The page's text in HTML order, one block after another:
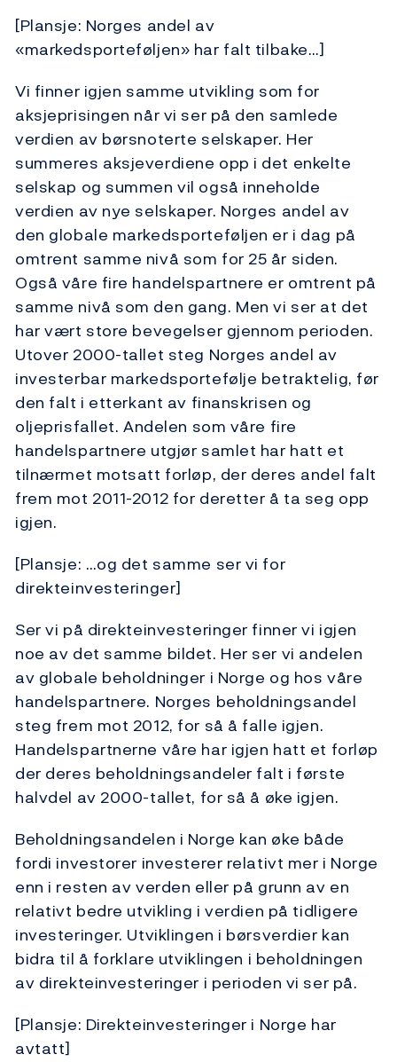
[Plansje: Norges andel av
«markedsporteføljen» har falt tilbake…]
Vi finner igjen samme utvikling som for
aksjeprisingen når vi ser på den samlede
verdien av børsnoterte selskaper. Her
summeres aksjeverdiene opp i det enkelte
selskap og summen vil også inneholde
verdien av nye selskaper. Norges andel av
den globale markedsporteføljen er i dag på
omtrent samme nivå som for 25 år siden.
Også våre fire handelspartnere er omtrent på
samme nivå som den gang. Men vi ser at det
har vært store bevegelser gjennom perioden.
Utover 2000-tallet steg Norges andel av
investerbar markedsportefølje betraktelig, før
den falt i etterkant av finanskrisen og
oljeprisfallet. Andelen som våre fire
handelspartnere utgjør samlet har hatt et
tilnærmet motsatt forløp, der deres andel falt
frem mot 2011-2012 for deretter å ta seg opp
igjen.
[Plansje: …og det samme ser vi for
direkteinvesteringer]
Ser vi på direkteinvesteringer finner vi igjen
noe av det samme bildet. Her ser vi andelen
av globale beholdninger i Norge og hos våre
handelspartnere. Norges beholdningsandel
steg frem mot 2012, for så å falle igjen.
Handelspartnerne våre har igjen hatt et forløp
der deres beholdningsandeler falt i første
halvdel av 2000-tallet, for så å øke igjen.
Beholdningsandelen i Norge kan øke både
fordi investorer investerer relativt mer i Norge
enn i resten av verden eller på grunn av en
relativt bedre utvikling i verdien på tidligere
investeringer. Utviklingen i børsverdier kan
bidra til å forklare utviklingen i beholdningen
av direkteinvesteringer i perioden vi ser på.
[Plansje: Direkteinvesteringer i Norge har
avtatt]